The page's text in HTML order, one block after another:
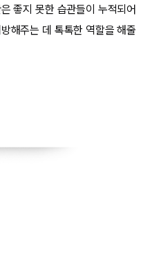
좋지 못한 습관들이 누적되어
해주는 데 톡톡한 역할을 해줄